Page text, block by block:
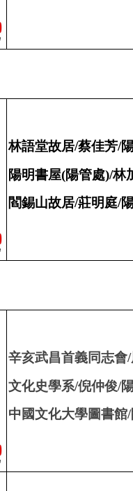
林語堂故居/蔡佳芳/
陽明書屋(陽管處)/
閻錫山故居/莊明庭/
辛亥武昌首義同志
文化史學系/倪仲俊/
中國文化大學圖書